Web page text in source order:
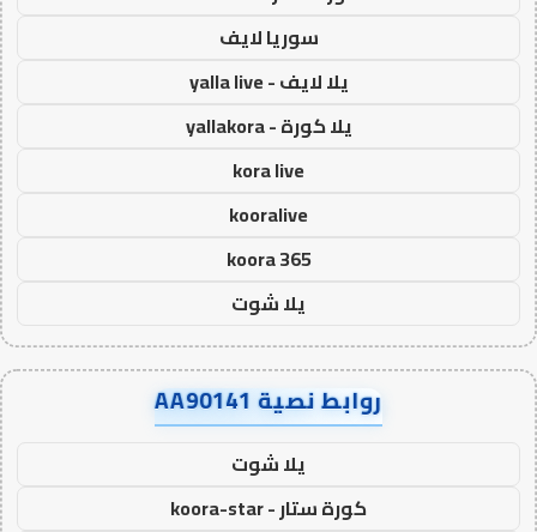
سوريا لايف
يلا لايف - yalla live
يلا كورة - yallakora
kora live
kooralive
koora 365
يلا شوت
روابط نصية AA90141
يلا شوت
كورة ستار - koora-star